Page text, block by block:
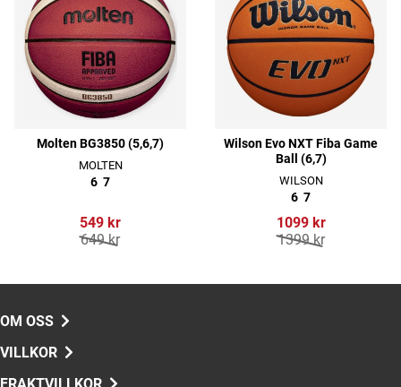
Molten BG3850 (5,6,7)
MOLTEN
6 7
549 kr
649 kr
Wilson Evo NXT Fiba Game
Ball (6,7)
WILSON
6 7
1099 kr
1399 kr
OM OSS
VILLKOR